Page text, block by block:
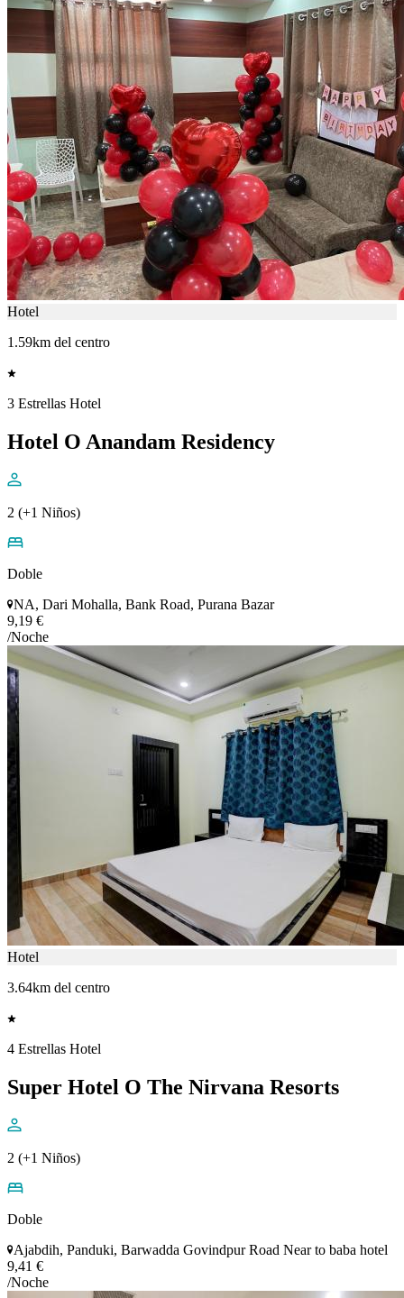
Hotel
1.59km del centro
3 Estrellas Hotel
Hotel O Anandam Residency
2 (+1 Niños)
Doble
NA, Dari Mohalla, Bank Road, Purana Bazar
9,19 €
/Noche
Hotel
3.64km del centro
4 Estrellas Hotel
Super Hotel O The Nirvana Resorts
2 (+1 Niños)
Doble
Ajabdih, Panduki, Barwadda Govindpur Road Near to baba hotel
9,41 €
/Noche